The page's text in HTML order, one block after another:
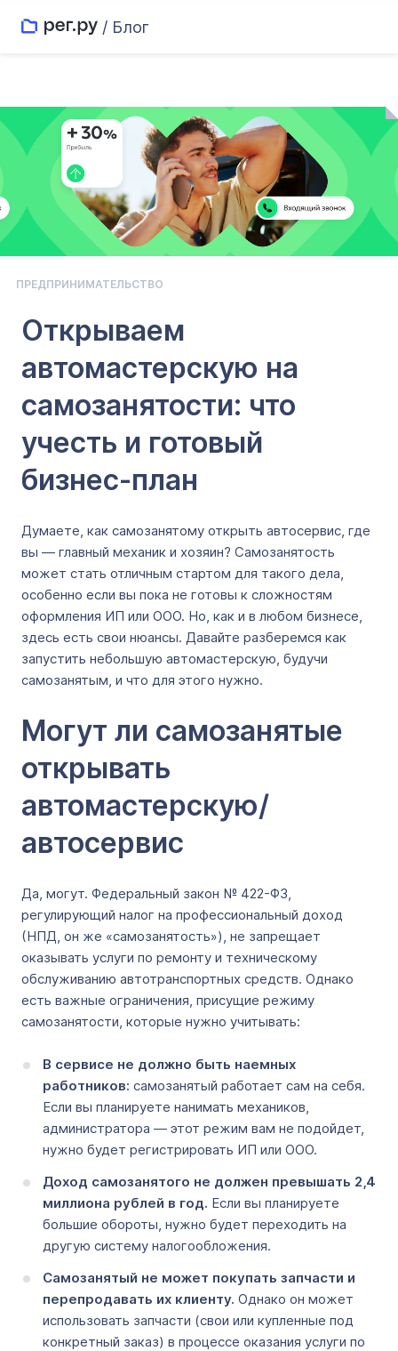
/ Блог
ПРЕДПРИНИМАТЕЛЬСТВО
Открываем
автомастерскую на
самозанятости: что
учесть и готовый
бизнес-план
Думаете, как самозанятому открыть автосервис, где
вы ― главный механик и хозяин? Самозанятость
может стать отличным стартом для такого дела,
особенно если вы пока не готовы к сложностям
оформления ИП или ООО. Но, как и в любом бизнесе,
здесь есть свои нюансы. Давайте разберемся как
запустить небольшую автомастерскую, будучи
самозанятым, и что для этого нужно.
Могут ли самозанятые
открывать
автомастерскую/
автосервис
Да, могут. Федеральный закон № 422-ФЗ,
регулирующий налог на профессиональный доход
(НПД, он же «самозанятость»), не запрещает
оказывать услуги по ремонту и техническому
обслуживанию автотранспортных средств. Однако
есть важные ограничения, присущие режиму
самозанятости, которые нужно учитывать:
В сервисе не должно быть наемных
работников: самозанятый работает сам на себя.
Если вы планируете нанимать механиков,
администратора ― этот режим вам не подойдет,
нужно будет регистрировать ИП или ООО.
Доход самозанятого не должен превышать 2,4
миллиона рублей в год. Если вы планируете
большие обороты, нужно будет переходить на
другую систему налогообложения.
Самозанятый не может покупать запчасти и
перепродавать их клиенту. Однако он может
использовать запчасти (свои или купленные под
конкретный заказ) в процессе оказания услуги по